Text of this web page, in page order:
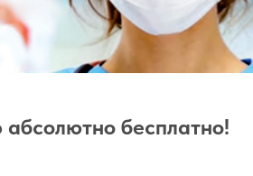
бесплатно!